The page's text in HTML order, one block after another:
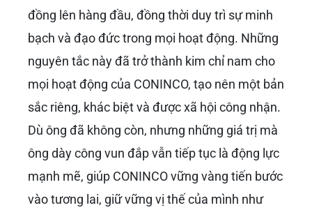
đồng lên hàng đầu, đồng thời duy trì sự minh
bạch và đạo đức trong mọi hoạt động. Những
nguyên tắc này đã trở thành kim chỉ nam cho
mọi hoạt động của CONINCO, tạo nên một bản
sắc riêng, khác biệt và được xã hội công nhận.
Dù ông đã không còn, nhưng những giá trị mà
ông dày công vun đắp vẫn tiếp tục là động lực
mạnh mẽ, giúp CONINCO vững vàng tiến bước
vào tương lai, giữ vững vị thế của mình như